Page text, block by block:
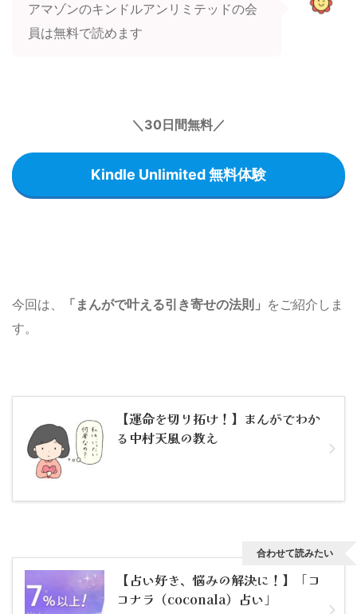
アマゾンのキンドルアンリミテッドの会
員は無料で読めます
＼30日間無料／
Kindle Unlimited 無料体験
今回は、 「まんがで叶える引き寄せの法則」 をご紹介しま
す。
【運命を切り拓け！】まんがでわか
る中村天風の教え
【占い好き、悩みの解決に！】「コ
コナラ（coconala）占い」
合わせて読みたい